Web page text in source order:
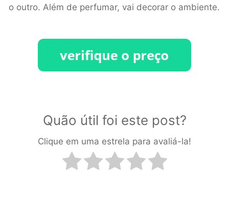
o outro. Além de perfumar, vai decorar o ambiente.
Quão útil foi este post?
Clique em uma estrela para avaliá-la!